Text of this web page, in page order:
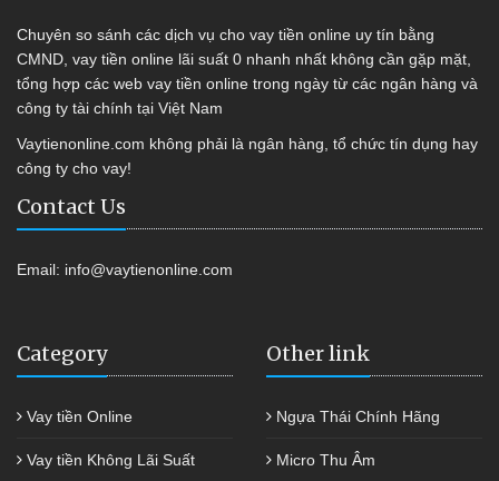
Chuyên so sánh các dịch vụ cho vay tiền online uy tín bằng
CMND, vay tiền online lãi suất 0 nhanh nhất không cần gặp mặt,
tổng hợp các web vay tiền online trong ngày từ các ngân hàng và
công ty tài chính tại Việt Nam
Vaytienonline.com không phải là ngân hàng, tổ chức tín dụng hay
công ty cho vay!
Contact Us
Email: info@vaytienonline.com
Category
Vay tiền Online
Vay tiền Không Lãi Suất
Other link
Ngựa Thái Chính Hãng
Micro Thu Âm